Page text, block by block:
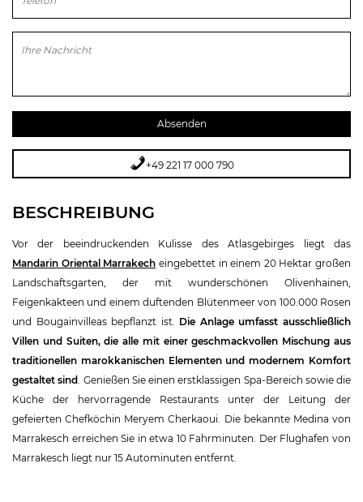
Bitte lasse dieses Feld leer.
+49 221 17 000 790
BESCHREIBUNG
Vor der beeindruckenden Kulisse des Atlasgebirges liegt das
Mandarin Oriental Marrakech eingebettet in einem 20 Hektar großen
Landschaftsgarten, der mit wunderschönen Olivenhainen,
Feigenkakteen und einem duftenden Blütenmeer von 100.000 Rosen
und Bougainvilleas bepflanzt ist. Die Anlage umfasst ausschließlich
Villen und Suiten, die alle mit einer geschmackvollen Mischung aus
traditionellen marokkanischen Elementen und modernem Komfort
gestaltet sind . Genießen Sie einen erstklassigen Spa-Bereich sowie die
Küche der hervorragende Restaurants unter der Leitung der
gefeierten Chefköchin Meryem Cherkaoui. Die bekannte Medina von
Marrakesch erreichen Sie in etwa 10 Fahrminuten. Der Flughafen von
Marrakesch liegt nur 15 Autominuten entfernt.